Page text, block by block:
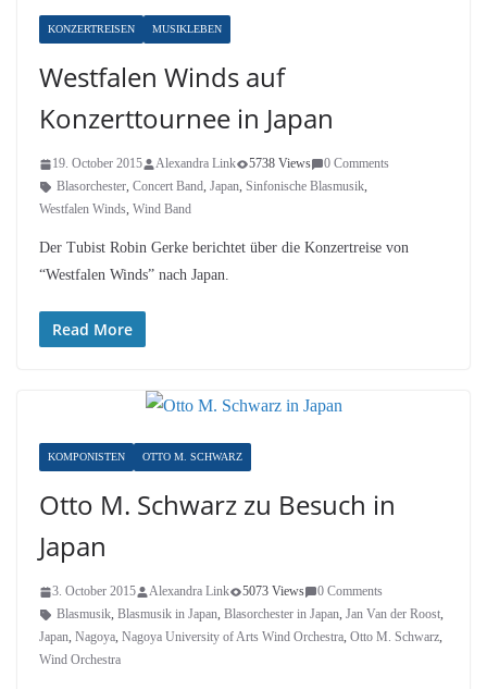
KONZERTREISEN MUSIKLEBEN
Westfalen Winds auf
Konzerttournee in Japan
19. October 2015 Alexandra Link 5738 Views
0 Comments
Blasorchester, Concert Band, Japan, Sinfonische Blasmusik,
Westfalen Winds, Wind Band
Der Tubist Robin Gerke berichtet über die Konzertreise von
“Westfalen Winds” nach Japan.
Read More
KOMPONISTEN OTTO M. SCHWARZ
Otto M. Schwarz zu Besuch in
Japan
3. October 2015 Alexandra Link 5073 Views
0 Comments
Blasmusik, Blasmusik in Japan, Blasorchester in Japan, Jan Van der Roost,
Japan, Nagoya, Nagoya University of Arts Wind Orchestra, Otto M. Schwarz,
Wind Orchestra